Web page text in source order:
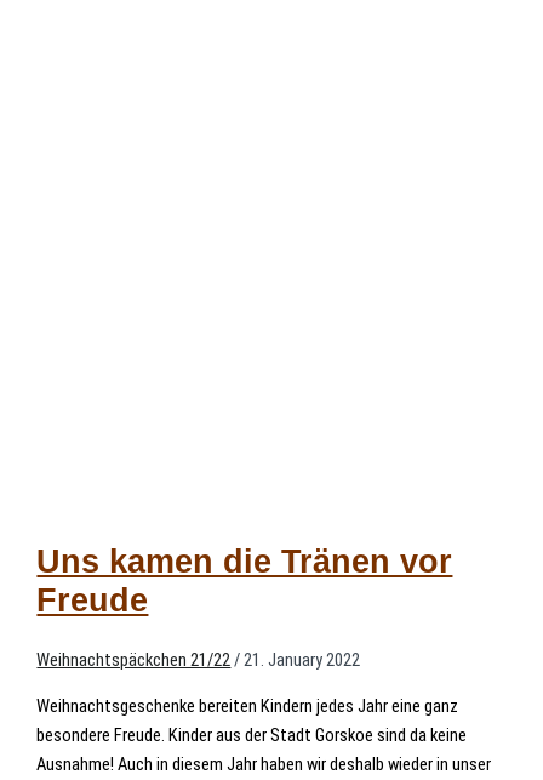
Uns kamen die Tränen vor
Freude
Weihnachtspäckchen 21/22/21. January 2022
Weihnachtsgeschenke bereiten Kindern jedes Jahr eine ganz
besondere Freude. Kinder aus der Stadt Gorskoe sind da keine
Ausnahme! Auch in diesem Jahr haben wir deshalb wieder in unser